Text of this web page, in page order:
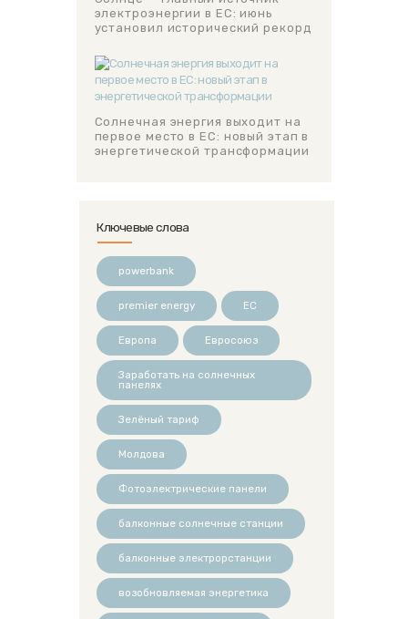
электроэнергии в ЕС: июнь
установил исторический рекорд
Солнечная энергия выходит на
первое место в ЕС: новый этап в
энергетической трансформации
Ключевые слова
powerbank
premier energy ЕС
Европа Евросоюз
Заработать на солнечных
панелях
Зелёный тариф
Молдова
Фотоэлектрические панели
балконные солнечные станции
балконные электрорстанции
возобновляемая энергетика